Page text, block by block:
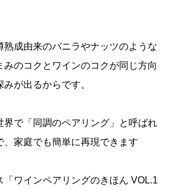
熟成由来のバニラやナッツのような
みのコクとワインのコクが同じ方向
が出るからです。
界で「同調のペアリング」と呼ばれ
、家庭でも簡単に再現できます
「ワインペアリングのきほん VOL.1